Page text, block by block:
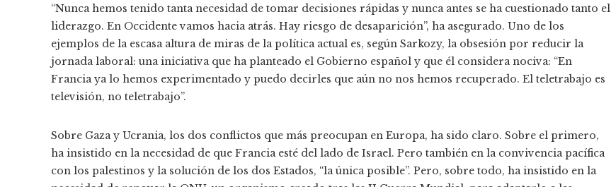
“Nunca hemos tenido tanta necesidad de tomar decisiones rápidas y nunca antes se ha cuestionado tanto el
liderazgo. En Occidente vamos hacia atrás. Hay riesgo de desaparición”, ha asegurado. Uno de los
ejemplos de la escasa altura de miras de la política actual es, según Sarkozy, la obsesión por reducir la
jornada laboral: una iniciativa que ha planteado el Gobierno español y que él considera nociva: “En
Francia ya lo hemos experimentado y puedo decirles que aún no nos hemos recuperado. El teletrabajo es
televisión, no teletrabajo”.
Sobre Gaza y Ucrania, los dos conflictos que más preocupan en Europa, ha sido claro. Sobre el primero,
ha insistido en la necesidad de que Francia esté del lado de Israel. Pero también en la convivencia pacífica
con los palestinos y la solución de los dos Estados, “la única posible”. Pero, sobre todo, ha insistido en la